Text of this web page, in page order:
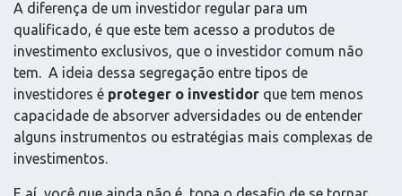
A diferença de um investidor regular para um
qualificado, é que este tem acesso a produtos de
investimento exclusivos, que o investidor comum não
tem. A ideia dessa segregação entre tipos de
investidores é proteger o investidor que tem menos
capacidade de absorver adversidades ou de entender
alguns instrumentos ou estratégias mais complexas de
investimentos.